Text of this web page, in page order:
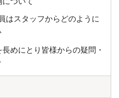
はスタッフからどのように
めにとり皆様からの疑問・